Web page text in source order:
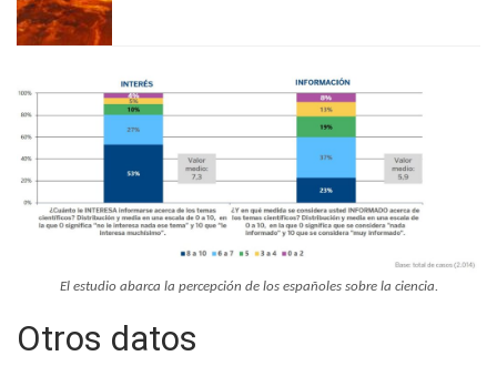
El estudio abarca la percepción de los españoles sobre la ciencia.
Otros datos